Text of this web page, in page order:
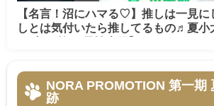
【名言！沼にハマる♡】推しは一見に
しとは気付いたら推してるもの♬夏小
NORA PROMOTION 第一期
跡